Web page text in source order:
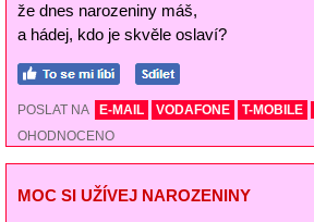
že dnes narozeniny máš,
a hádej, kdo je skvěle oslaví?
POSLAT NA E-MAIL VODAFONE T-MOBILE
OHODNOCENO
MOC SI UŽÍVEJ NAROZENINY